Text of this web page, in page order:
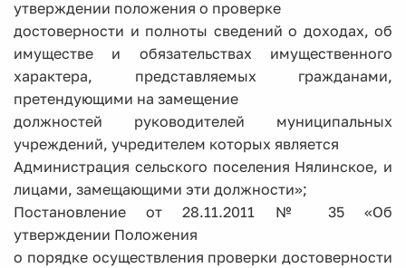
утверждении положения о проверке
достоверности и полноты сведений о доходах, об
имуществе и обязательствах имущественного
характера, представляемых гражданами,
претендующими на замещение
должностей руководителей муниципальных
учреждений, учредителем которых является
Администрация сельского поселения Нялинское, и
лицами, замещающими эти должности»;
Постановление от 28.11.2011 № 35 «Об
утверждении Положения
о порядке осуществления проверки достоверности